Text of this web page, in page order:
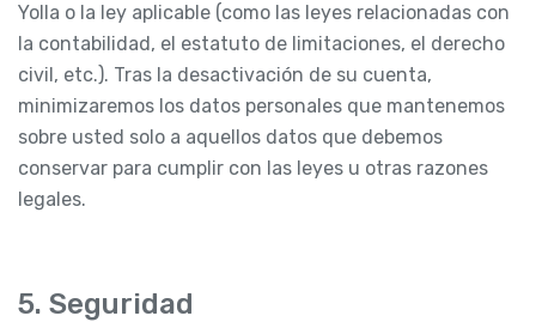
Yolla o la ley aplicable (como las leyes relacionadas con
la contabilidad, el estatuto de limitaciones, el derecho
civil, etc.). Tras la desactivación de su cuenta,
minimizaremos los datos personales que mantenemos
sobre usted solo a aquellos datos que debemos
conservar para cumplir con las leyes u otras razones
legales.
5. Seguridad